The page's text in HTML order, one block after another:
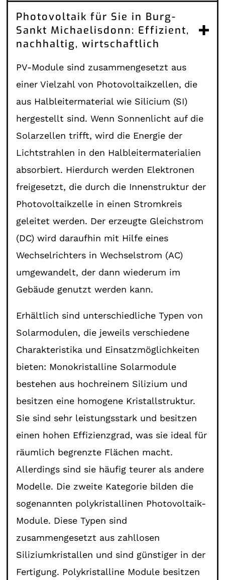
Photovoltaik für Sie in Burg-
Sankt Michaelisdonn: Effizient,
nachhaltig, wirtschaftlich
PV-Module sind zusammengesetzt aus
einer Vielzahl von Photovoltaikzellen, die
aus Halbleitermaterial wie Silicium (SI)
hergestellt sind. Wenn Sonnenlicht auf die
Solarzellen trifft, wird die Energie der
Lichtstrahlen in den Halbleitermaterialien
absorbiert. Hierdurch werden Elektronen
freigesetzt, die durch die Innenstruktur der
Photovoltaikzelle in einen Stromkreis
geleitet werden. Der erzeugte Gleichstrom
(DC) wird daraufhin mit Hilfe eines
Wechselrichters in Wechselstrom (AC)
umgewandelt, der dann wiederum im
Gebäude genutzt werden kann.
Erhältlich sind unterschiedliche Typen von
Solarmodulen, die jeweils verschiedene
Charakteristika und Einsatzmöglichkeiten
bieten: Monokristalline Solarmodule
bestehen aus hochreinem Silizium und
besitzen eine homogene Kristallstruktur.
Sie sind sehr leistungsstark und besitzen
einen hohen Effizienzgrad, was sie ideal für
räumlich begrenzte Flächen macht.
Allerdings sind sie häufig teurer als andere
Modelle. Die zweite Kategorie bilden die
sogenannten polykristallinen Photovoltaik-
Module. Diese Typen sind
zusammengesetzt aus zahllosen
Siliziumkristallen und sind günstiger in der
Fertigung. Polykristalline Module besitzen